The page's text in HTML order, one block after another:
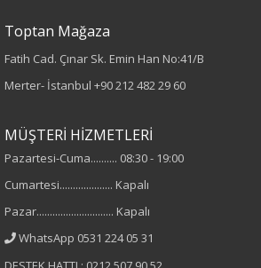
Kadın
Toptan Mağaza
Fatih Cad. Çınar Sk. Emin Han No:41/B
Merter- İstanbul +90 212 482 29 60
MÜŞTERİ HİZMETLERİ
Pazartesi-Cuma.......... 08:30 - 19:00
Cumartesi.................... Kapalı
Pazar............................. Kapalı
WhatsApp 0531 224 05 31